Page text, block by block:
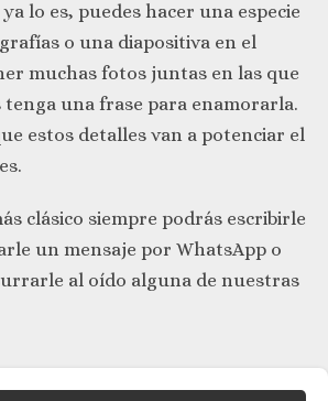
lo es, puedes hacer una especie
o una diapositiva en el
muchas fotos juntas en las que
tenga una frase para enamorarla.
estos detalles van a potenciar el
clásico siempre podrás escribirle
un mensaje por WhatsApp o
al oído alguna de nuestras